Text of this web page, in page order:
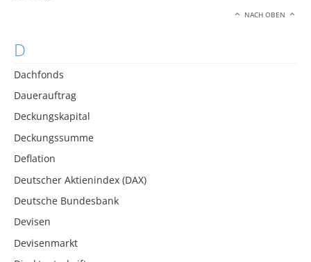
NACH OBEN
D
Dachfonds
Dauerauftrag
Deckungskapital
Deckungssumme
Deflation
Deutscher Aktienindex (DAX)
Deutsche Bundesbank
Devisen
Devisenmarkt